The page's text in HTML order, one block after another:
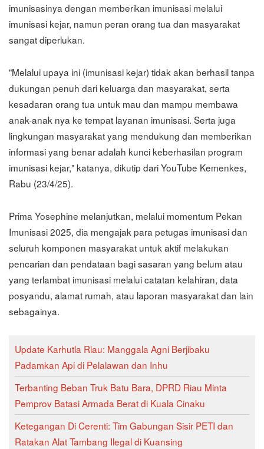
imunisasinya dengan memberikan imunisasi melalui
imunisasi kejar, namun peran orang tua dan masyarakat
sangat diperlukan.
"Melalui upaya ini (imunisasi kejar) tidak akan berhasil tanpa
dukungan penuh dari keluarga dan masyarakat, serta
kesadaran orang tua untuk mau dan mampu membawa
anak-anak nya ke tempat layanan imunisasi. Serta juga
lingkungan masyarakat yang mendukung dan memberikan
informasi yang benar adalah kunci keberhasilan program
imunisasi kejar," katanya, dikutip dari YouTube Kemenkes,
Rabu (23/4/25).
Prima Yosephine melanjutkan, melalui momentum Pekan
Imunisasi 2025, dia mengajak para petugas imunisasi dan
seluruh komponen masyarakat untuk aktif melakukan
pencarian dan pendataan bagi sasaran yang belum atau
yang terlambat imunisasi melalui catatan kelahiran, data
posyandu, alamat rumah, atau laporan masyarakat dan lain
sebagainya.
Update Karhutla Riau: Manggala Agni Berjibaku
Padamkan Api di Pelalawan dan Inhu
Terbanting Beban Truk Batu Bara, DPRD Riau Minta
Pemprov Batasi Armada Berat di Kuala Cinaku
Ketegangan Di Cerenti: Tim Gabungan Sisir PETI dan
Ratakan Alat Tambang Ilegal di Kuansing